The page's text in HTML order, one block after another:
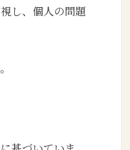
し、個人の問題